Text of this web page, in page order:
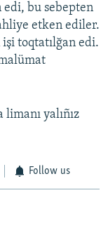
edi, bu sebepten
etken ediler.
işi toqtatılğan edi.
yalıñız
Follow us